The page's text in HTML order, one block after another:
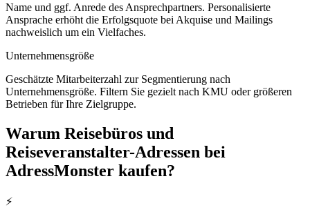
Name und ggf. Anrede des Ansprechpartners. Personalisierte
Ansprache erhöht die Erfolgsquote bei Akquise und Mailings
nachweislich um ein Vielfaches.
Unternehmensgröße
Geschätzte Mitarbeiterzahl zur Segmentierung nach
Unternehmensgröße. Filtern Sie gezielt nach KMU oder größeren
Betrieben für Ihre Zielgruppe.
Warum Reisebüros und
Reiseveranstalter-Adressen bei
AdressMonster kaufen?
⚡